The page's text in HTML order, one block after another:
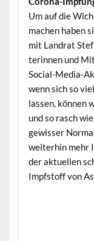
Um auf die
machen haben
mit Lan­drat
t­erin­nen und
Social-Media-
wenn sich so
lassen, kön­nen
und so rasch
gewiss­er
weit­er­hin mehr
der aktuellen
Impf­stoff von